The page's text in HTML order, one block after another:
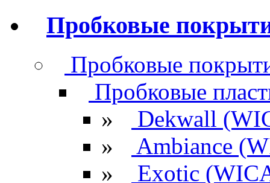
Пробковые
Пробковые
Пробковые
»
Dekwall
»
Ambiance
»
Exotic